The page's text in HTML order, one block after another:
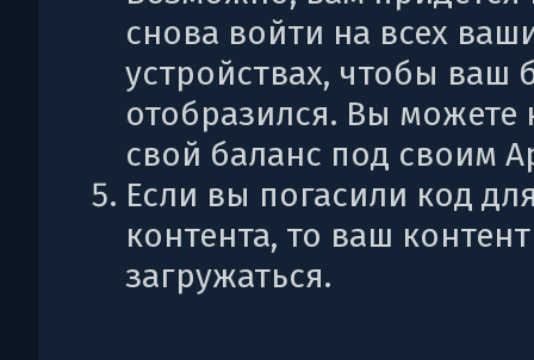
снова войти на всех
устройствах, чтобы ваш
отобразился. Вы можете
свой баланс под своим
Если вы погасили код
контента, то ваш
загружаться.